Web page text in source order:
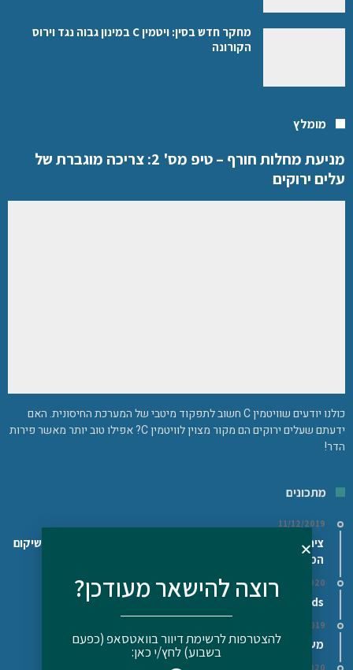
מחקר חדש בסין: ויטמין C במינון גבוה נגד וירוס
הקורונה
מומלץ
מניעת מחלות חורף – טיפ מס' 2: צריכה מוגברת של
עלים ירוקים
כולנו יודעים שוויטמין C חשוב לתפקוד מיטבי של המערכת החיסונית. האם
ידעתם שעלים ירוקים הם מקור מצוין לוויטמין C? אפילו טוב יותר מאשר פירות
הדר!
מתכונים
11/12/2019
ציר עצם בקר/עוף ביתי – Bone broth – המזון הטוב ביותר לשיקום
המעיים
16/02/2020
Superfoods/מזונות על – האם כדאי לצרוך אותם?
29/11/2019
מעדן גבינה ושמן פשתן/המפ (על פי דר' בודוויג)
16/02/2020
רוצה להישאר מעודכן?
להצטרפות לרשימת דיוור בוואטסאפ (כפעם
בשבוע) לחץ/י כאן: